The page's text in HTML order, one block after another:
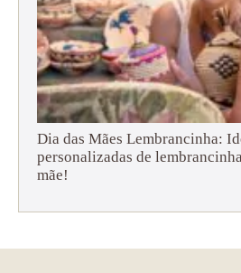
Dia das Mães Lembrancinha:
personalizadas de
mãe!